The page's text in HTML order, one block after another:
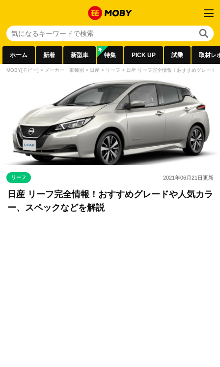
ホーム 新着 新型車 特集 PICK UP 試乗 取材レ
MOBY[モビー] > メーカー・車種別 > 日産 > リーフ > 日産 リーフ完全情報！おすすめグレード
リーフ 2021年06月21日更新
日産 リーフ完全情報！おすすめグレードや人気カラ
ー、スペックなどを解説